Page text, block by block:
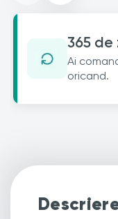
365
Ai
oricand.